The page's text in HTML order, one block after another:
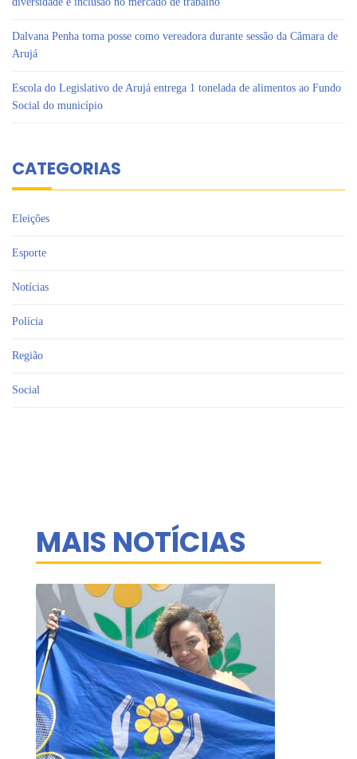
Dalvana Penha toma posse como vereadora durante sessão da Câmara de
Arujá
Escola do Legislativo de Arujá entrega 1 tonelada de alimentos ao Fundo
Social do município
CATEGORIAS
Eleições
Esporte
Notícias
Polícia
Região
Social
MAIS NOTÍCIAS